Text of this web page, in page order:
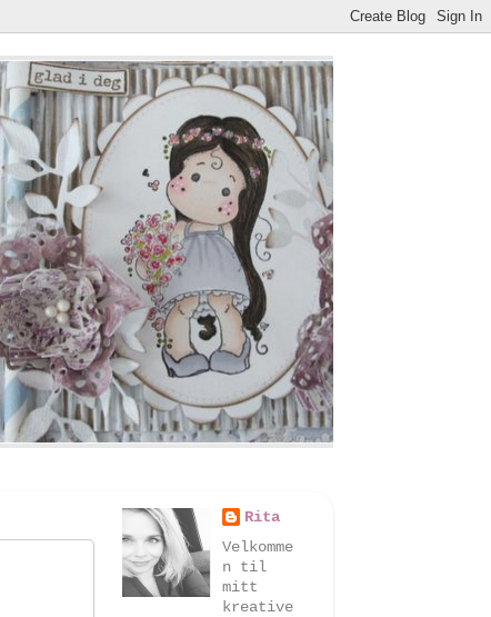
Rita
Velkomme
n til
mitt
kreative